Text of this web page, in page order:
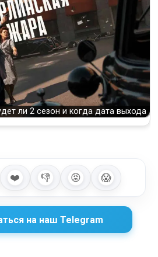
ли 2 сезон и когда дата выхода
❤️ 👎 😡 😱
на наш Telegram